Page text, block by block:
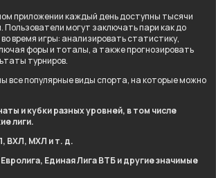
приложении каждый день доступны тысячи
Пользователи могут заключать пари как до
время игры: анализировать статистику,
форы и тоталы, а также прогнозировать
турниров.
все популярные виды спорта, на которые можно
и кубки разных уровней, в том числе
лиги.
ВХЛ, МХЛ и т. д.
Единая Лига ВТБ и другие значимые